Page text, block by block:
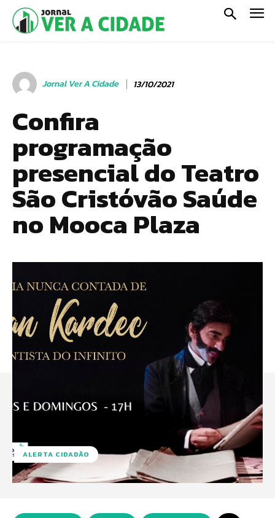
Jornal Ver A Cidade 13/10/2021
Confira
programação
presencial do Teatro
São Cristóvão Saúde
no Mooca Plaza
ALERTA CIDADÃO